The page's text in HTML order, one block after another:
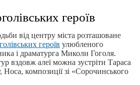
героїв
від центру міста розташоване
героїв улюбленого
і драматурга Миколи Гоголя.
вздовж алеї можна зустріти Тараса
Носа, композиції зі «Сорочинського